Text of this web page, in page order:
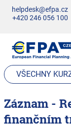
helpdesk@efpa.cz
+420 246 056 100
VŠECHNY
Záznam -
finančním